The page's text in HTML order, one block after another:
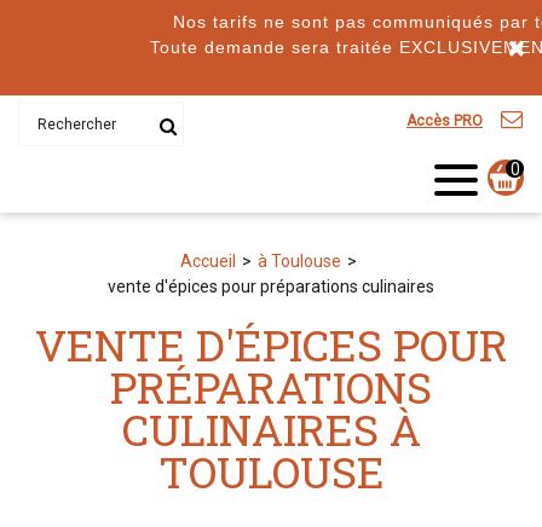
Nos tarifs ne sont pas communiqués par
Toute demande sera traitée EXCLUSIVEMENT
×
Accès PRO
0
Accueil
à Toulouse
vente d'épices pour préparations culinaires
VENTE D'ÉPICES POUR
PRÉPARATIONS
CULINAIRES À
TOULOUSE